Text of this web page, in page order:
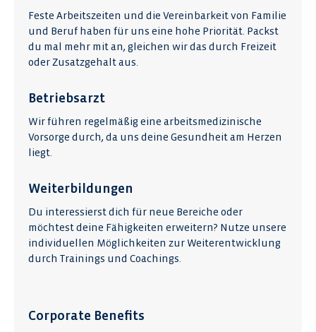
Feste Arbeits­zeiten und die Ver­ein­bar­keit von Fami­lie
und Beruf haben für uns eine hohe Prio­rität. Packst
du mal mehr mit an, gleichen wir das durch Frei­zeit
oder Zusatz­gehalt aus.
Betriebsarzt
Wir führen regelmäßig eine arbeitsmedizinische
Vorsorge durch, da uns deine Gesundheit am Herzen
liegt.
Weiterbildungen
Du interessierst dich für neue Bereiche oder
möchtest deine Fähigkeiten erweitern? Nutze unsere
individuellen Möglichkeiten zur Weiterentwicklung
durch Trainings und Coachings.
Corporate Benefits